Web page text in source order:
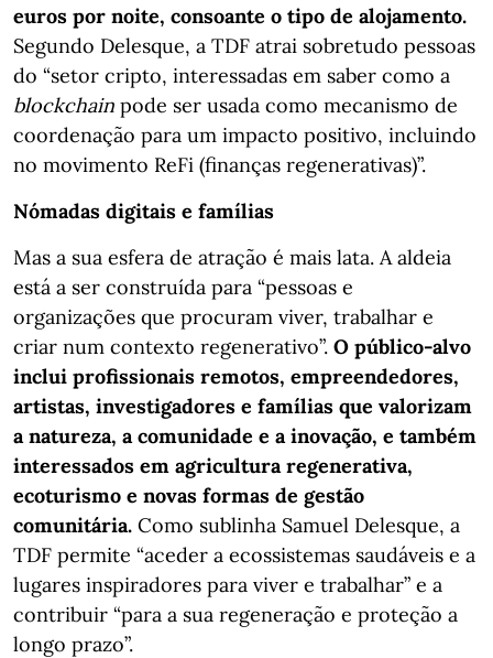
euros por noite, consoante o tipo de alojamento.
Segundo Delesque, a TDF atrai sobretudo pessoas
do “setor cripto, interessadas em saber como a
blockchain pode ser usada como mecanismo de
coordenação para um impacto positivo, incluindo
no movimento ReFi (finanças regenerativas)”.
Nómadas digitais e famílias
Mas a sua esfera de atração é mais lata. A aldeia
está a ser construída para “pessoas e
organizações que procuram viver, trabalhar e
criar num contexto regenerativo”. O público-alvo
inclui profissionais remotos, empreendedores,
artistas, investigadores e famílias que valorizam
a natureza, a comunidade e a inovação, e também
interessados em agricultura regenerativa,
ecoturismo e novas formas de gestão
comunitária. Como sublinha Samuel Delesque, a
TDF permite “aceder a ecossistemas saudáveis e a
lugares inspiradores para viver e trabalhar” e a
contribuir “para a sua regeneração e proteção a
longo prazo”.